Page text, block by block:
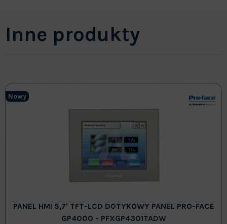
Inne produkty
Nowy
PANEL HMI 5,7' TFT-LCD DOTYKOWY PANEL PRO-FACE
GP4000 - PFXGP4301TADW